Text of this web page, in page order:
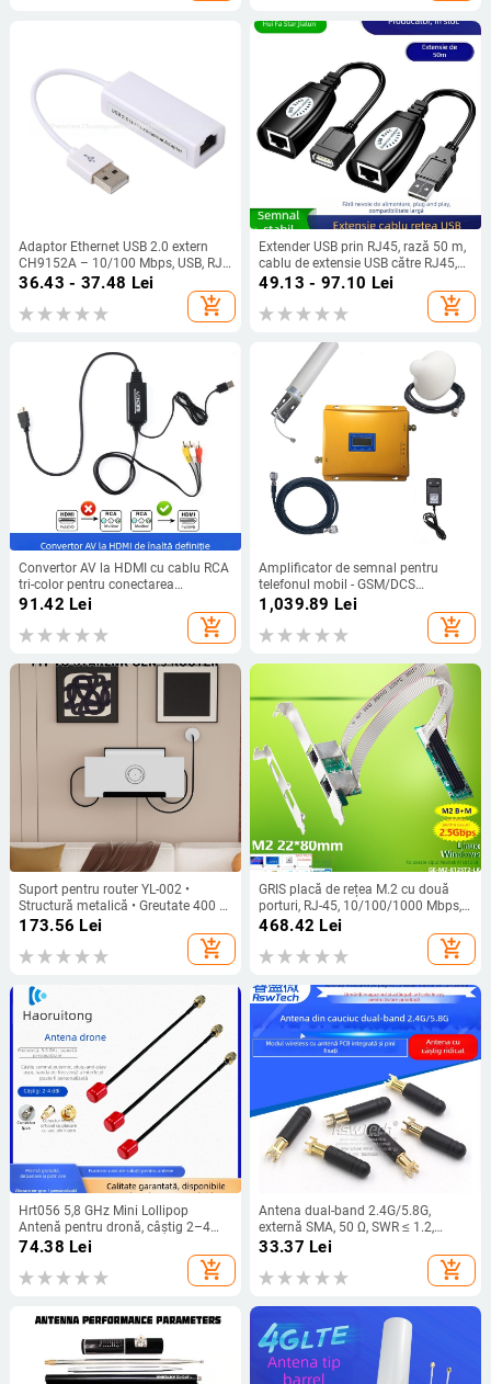
Adaptor Ethernet USB 2.0 extern
CH9152A – 10/100 Mbps, USB, RJ-
45, Fast Ethernet
36.43 - 37.48 Lei
add_shopping_cart
Extender USB prin RJ45, rază 50 m,
cablu de extensie USB către RJ45,
conexiune de rețea RJ45,
compatibilitate universală, greutate
0,1 kg
49.13 - 97.10 Lei
add_shopping_cart
Convertor AV la HDMI cu cablu RCA
tri-color pentru conectarea
dispozitivelor AV la televizor sau
monitor, compatibil cu console de
joc și DVD vechi
91.42 Lei
add_shopping_cart
Amplificator de semnal pentru
telefonul mobil - GSM/DCS
900/1800 MHz (Acoperire 300,
model gsx082)
1,039.89 Lei
add_shopping_cart
Suport pentru router YL-002 •
Structură metalică • Greutate 400 g
• Lansare în 2025
173.56 Lei
add_shopping_cart
GRIS placă de rețea M.2 cu două
porturi, RJ-45, 10/100/1000 Mbps,
M-B Key, Fast Ethernet
468.42 Lei
add_shopping_cart
Hrt056 5,8 GHz Mini Lollipop
Antenă pentru dronă, câștig 2–4
dBi, bandă de frecvențe 1,2/2,4/5,8
GHz, impedanță 50 Ω, VSWR ≤ 2.0
74.38 Lei
add_shopping_cart
Antena dual-band 2.4G/5.8G,
externă SMA, 50 Ω, SWR ≤ 1.2,
bandă 2.4–5.8 GHz
33.37 Lei
add_shopping_cart